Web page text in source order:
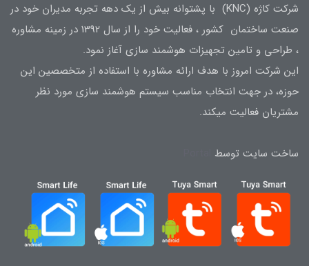
شرکت کاژه (KNC) با پشتوانه بیش از یک دهه تجربه مدیران خود در
صنعت ساختمان کشور ، فعالیت خود را از سال 1392 در زمینه مشاوره
، طراحی و تامین تجهیزات هوشمند سازی آغاز نمود.
این شرکت امروز با هدف ارائه مشاوره با استفاده از متخصصین این
حوزه، در جهت انتخاب مناسب سیستم هوشمند سازی مورد نظر
مشتریان فعالیت میکند.
ساخت سایت توسط